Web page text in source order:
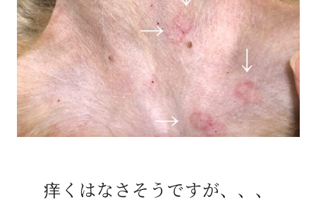
痒くはなさそうですが、、、